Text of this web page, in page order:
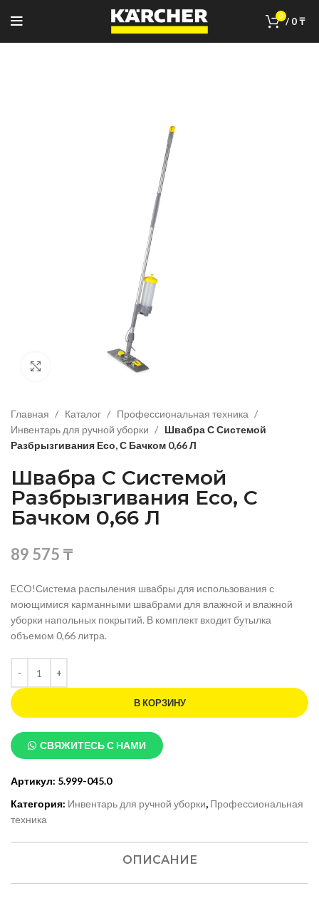
0 / 0₸
Нажмите, чтобы увеличить изображение
Главная Каталог
Профессиональная техника
Инвентарь для ручной уборки
Швабра С Системой
Разбрызгивания Есо, С Бачком 0,66 Л
Швабра С Системой
Разбрызгивания Есо, С
Бачком 0,66 Л
89 575 ₸
ECO!Система распыления швабры для использования с
моющимися карманными швабрами для влажной и влажной
уборки напольных покрытий. В комплект входит бутылка
объемом 0,66 литра.
В КОРЗИНУ
СВЯЖИТЕСЬ С НАМИ
Артикул: 5.999-045.0
Категория: Инвентарь для ручной уборки, Профессиональная
техника
ОПИСАНИЕ